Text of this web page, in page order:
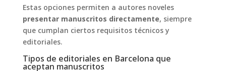
Estas opciones permiten a autores noveles
presentar manuscritos directamente, siempre
que cumplan ciertos requisitos técnicos y
editoriales.
Tipos de editoriales en Barcelona que
aceptan manuscritos